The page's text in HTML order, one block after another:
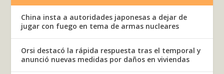
China insta a autoridades japonesas a dejar de
jugar con fuego en tema de armas nucleares
Orsi destacó la rápida respuesta tras el temporal y
anunció nuevas medidas por daños en viviendas